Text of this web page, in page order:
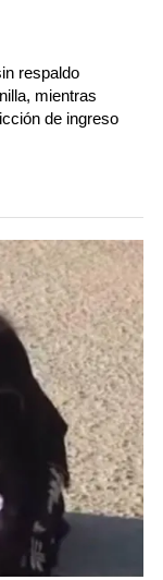
respaldo
mientras
de ingreso